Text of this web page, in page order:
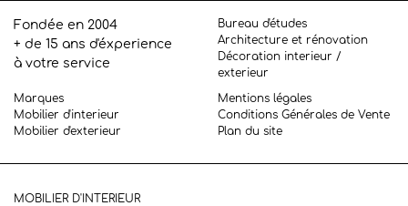
Fondée en 2004
+ de 15 ans d'éxperience
à votre service
Bureau d'études
Architecture et rénovation
Décoration interieur /
exterieur
Marques
Mobilier d'interieur
Mobilier d'exterieur
Mentions légales
Conditions Générales de Vente
Plan du site
MOBILIER D'INTERIEUR